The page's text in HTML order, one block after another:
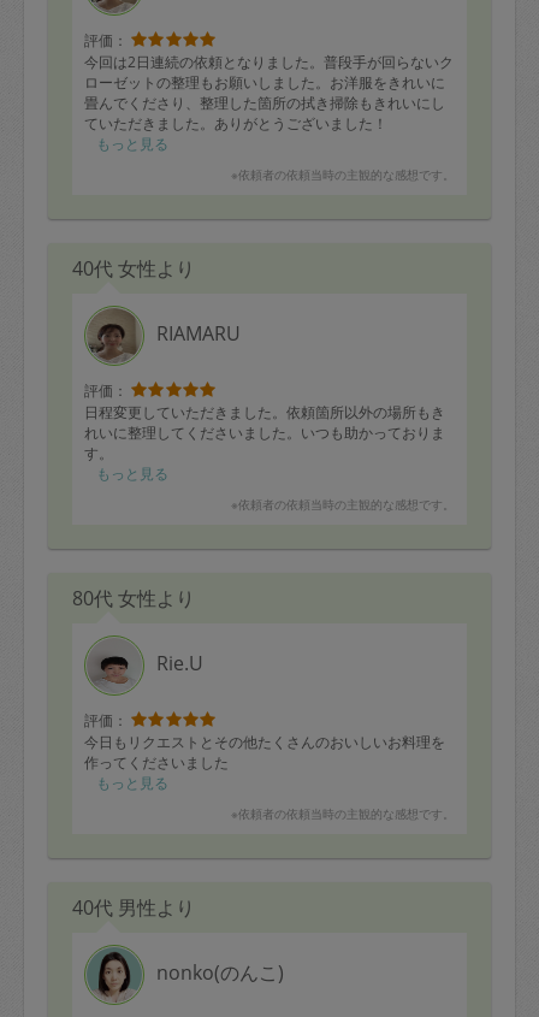
評価：
今回は2日連続の依頼となりました。普段手が回らないク
ローゼットの整理もお願いしました。お洋服をきれいに
畳んでくださり、整理した箇所の拭き掃除もきれいにし
ていただきました。ありがとうございました！
もっと見る
※依頼者の依頼当時の主観的な感想です。
40代 女性より
RIAMARU
評価：
日程変更していただきました。依頼箇所以外の場所もき
れいに整理してくださいました。いつも助かっておりま
す。
もっと見る
※依頼者の依頼当時の主観的な感想です。
80代 女性より
Rie.U
評価：
今日もリクエストとその他たくさんのおいしいお料理を
作ってくださいました
もっと見る
※依頼者の依頼当時の主観的な感想です。
40代 男性より
nonko(のんこ)